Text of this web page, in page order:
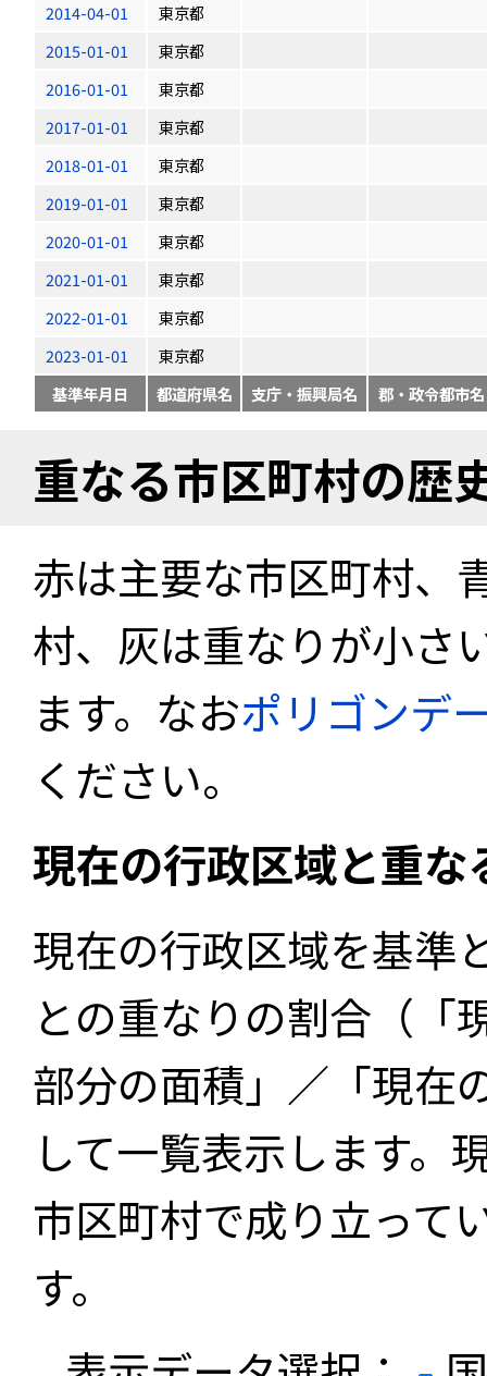
2014-04-01
東京都
2015-01-01
東京都
2016-01-01
東京都
2017-01-01
東京都
2018-01-01
東京都
2019-01-01
東京都
2020-01-01
東京都
2021-01-01
東京都
2022-01-01
東京都
2023-01-01
東京都
基準年月日
都道府県名 支庁・振興局名 郡・政令都市名
重なる市区町村の歴
赤は主要な市区町村、
村、灰は重なりが小さ
ます。なおポリゴンデ
ください。
現在の行政区域と重
現在の行政区域を基準
との重なりの割合（「
部分の面積」／「現在
して一覧表示します。
市区町村で成り立って
す。